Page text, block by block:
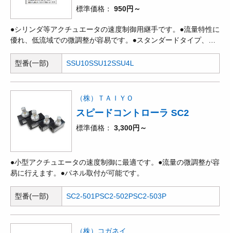
標準価格 950円～
●シリンダ等アクチュエータの速度制御用継手です。●流量特性に
優れ、低流域での微調整が容易です。●スタンダードタイプ、ミ
プがあります。
型番(一部) SSU10SSU12SSU4L
（株）ＴＡＩＹＯ
スピードコントローラ SC2
標準価格 3,300円～
●小型アクチュエータの速度制御に最適です。●流量の微調整が容
易に行えます。●パネル取付が可能です。
型番(一部) SC2-501PSC2-502PSC2-503P
（株）コガネイ